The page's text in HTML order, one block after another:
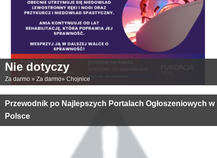
Nie dotyczy
Za darmo » Za darmo» Chojnice
Przewodnik po Najlepszych Portalach Ogłoszeniowych w
Polsce